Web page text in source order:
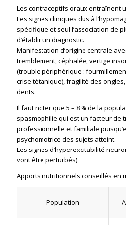
Les contraceptifs oraux entraînent
Les signes cliniques dus à
spécifique et seul l’association de
d’établir un diagnostic.
Manifestation d’origine centrale
tremblement, céphalée, vertige
(trouble périphérique :
crise tétanique), fragilité des
dents.
Il faut noter que 5 – 8 % de la
spasmophilie qui est un facteur de
professionnelle et familiale
psychomotrice des sujets atteint.
Les signes d’hyperexcitabilité
vont être perturbés)
Apports nutritionnels conseillés en
Population